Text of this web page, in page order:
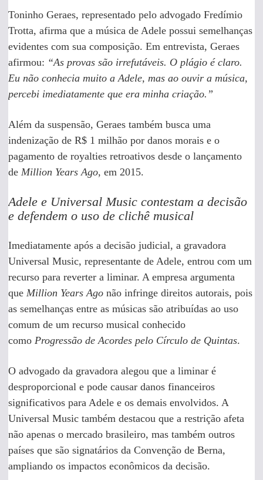
Toninho Geraes, representado pelo advogado Fredímio
Trotta, afirma que a música de Adele possui semelhanças
evidentes com sua composição. Em entrevista, Geraes
afirmou: “As provas são irrefutáveis. O plágio é claro.
Eu não conhecia muito a Adele, mas ao ouvir a música,
percebi imediatamente que era minha criação.”
Além da suspensão, Geraes também busca uma
indenização de R$ 1 milhão por danos morais e o
pagamento de royalties retroativos desde o lançamento
de Million Years Ago, em 2015.
Adele e Universal Music contestam a decisão
e defendem o uso de clichê musical
Imediatamente após a decisão judicial, a gravadora
Universal Music, representante de Adele, entrou com um
recurso para reverter a liminar. A empresa argumenta
que Million Years Ago não infringe direitos autorais, pois
as semelhanças entre as músicas são atribuídas ao uso
comum de um recurso musical conhecido
como Progressão de Acordes pelo Círculo de Quintas.
O advogado da gravadora alegou que a liminar é
desproporcional e pode causar danos financeiros
significativos para Adele e os demais envolvidos. A
Universal Music também destacou que a restrição afeta
não apenas o mercado brasileiro, mas também outros
países que são signatários da Convenção de Berna,
ampliando os impactos econômicos da decisão.